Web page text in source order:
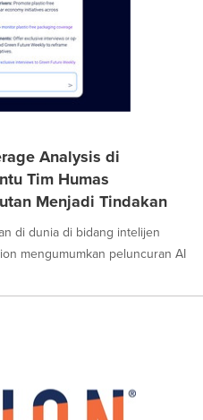
Analysis di
Tim Humas
Menjadi Tindakan
di dunia di bidang intelijen
mengumumkan peluncuran AI